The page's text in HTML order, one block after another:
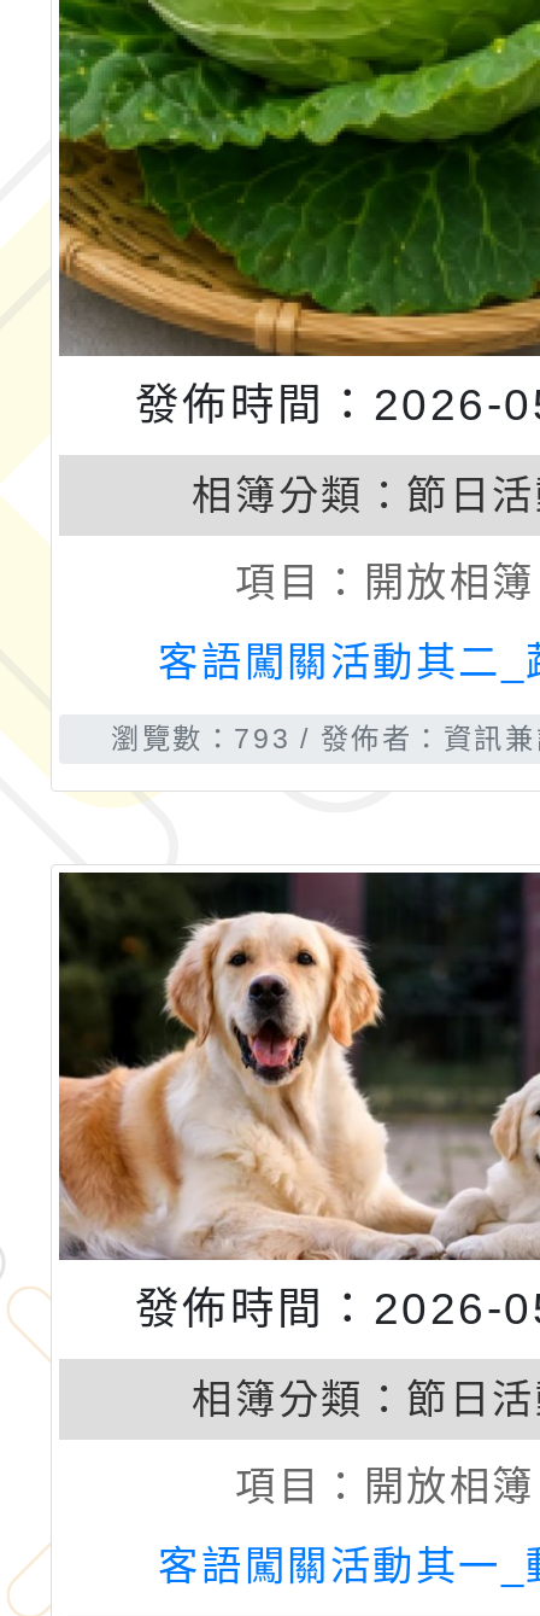
發佈時間：2026-
相簿分類： 節日
項目： 開放相簿
客語闖關活動其二_
瀏覽數：793 發佈者：資訊
發佈時間：2026-
相簿分類： 節日
項目： 開放相簿
客語闖關活動其一_